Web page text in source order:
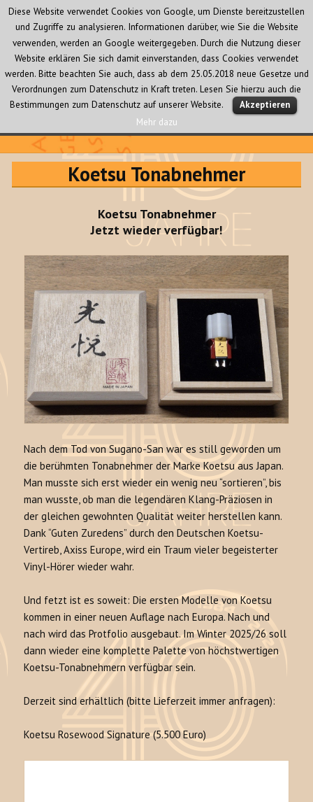
Audio Creativ
MENÜ
UND
Koetsu Tonabnehmer
Koetsu Tonabnehmer
Jetzt wieder verfügbar!
Nach dem Tod von Sugano-San war es still geworden um
die berühmten Tonabnehmer der Marke Koetsu aus Japan.
Man musste sich erst wieder ein wenig neu “sortieren”, bis
man wusste, ob man die legendären Klang-Präziosen in
der gleichen gewohnten Qualität weiter herstellen kann.
Dank “Guten Zuredens” durch den Deutschen Koetsu-
Vertireb, Axiss Europe, wird ein Traum vieler begeisterter
Vinyl-Hörer wieder wahr.
Und fetzt ist es soweit: Die ersten Modelle von Koetsu
kommen in einer neuen Auflage nach Europa. Nach und
nach wird das Protfolio ausgebaut. Im Winter 2025/26 soll
dann wieder eine komplette Palette von höchstwertigen
Koetsu-Tonabnehmern verfügbar sein.
Derzeit sind erhältlich (bitte Lieferzeit immer anfragen):
Koetsu Rosewood Signature (5.500 Euro)
Diese Website verwendet Cookies von Google, um Dienste bereitzustellen
und Zugriffe zu analysieren. Informationen darüber, wie Sie die Website
verwenden, werden an Google weitergegeben. Durch die Nutzung dieser
Website erklären Sie sich damit einverstanden, dass Cookies verwendet
werden. Bitte beachten Sie auch, dass ab dem 25.05.2018 neue Gesetze und
Verordnungen zum Datenschutz in Kraft treten. Lesen Sie hierzu auch die
Bestimmungen zum Datenschutz auf unserer Website.
Akzeptieren
Mehr dazu